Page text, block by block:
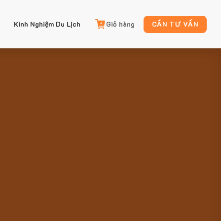
Kinh Nghiệm Du Lịch Giỏ hàng CẦN TƯ VẤN